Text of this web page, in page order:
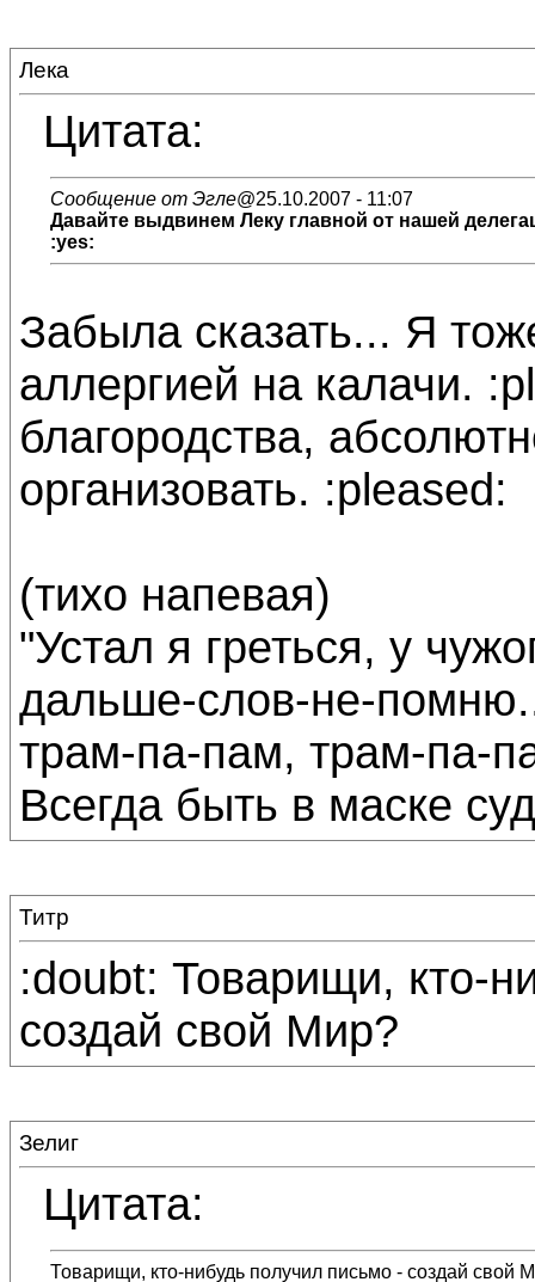
Лека
Цитата:
Сообщение от Эгле@25.10.2007 - 11:07
Давайте выдвинем Леку главной от нашей
:yes:
Забыла сказать... Я
аллергией на калачи.
благородства,
организовать. :pleased:
(тихо напевая)
"Устал я греться, у
дальше-слов-не-
трам-па-пам, трам-па-
Всегда быть в маске
Титр
:doubt: Товарищи, кто-
создай свой Мир?
Зелиг
Цитата:
Товарищи, кто-нибудь получил письмо - создай свой